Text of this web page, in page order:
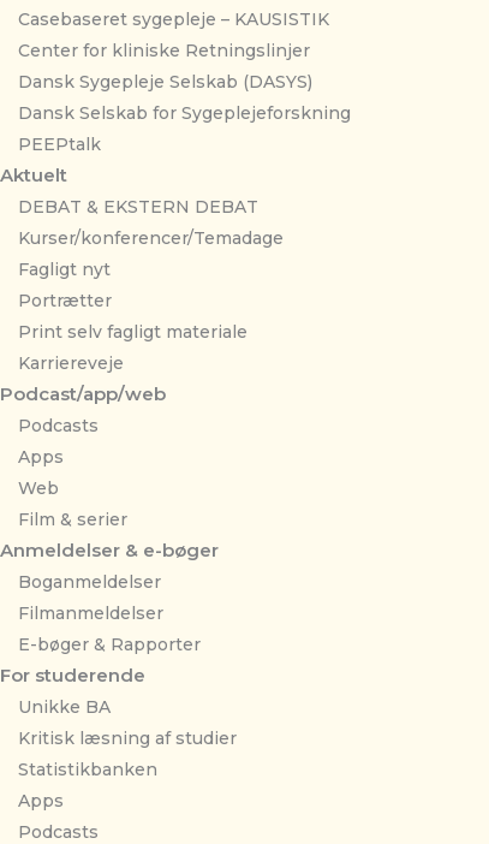
Casebaseret sygepleje – KAUSISTIK
Center for kliniske Retningslinjer
Dansk Sygepleje Selskab (DASYS)
Dansk Selskab for Sygeplejeforskning
PEEPtalk
Aktuelt
DEBAT & EKSTERN DEBAT
Kurser/konferencer/Temadage
Fagligt nyt
Portrætter
Print selv fagligt materiale
Karriereveje
Podcast/app/web
Podcasts
Apps
Web
Film & serier
Anmeldelser & e-bøger
Boganmeldelser
Filmanmeldelser
E-bøger & Rapporter
For studerende
Unikke BA
Kritisk læsning af studier
Statistikbanken
Apps
Podcasts